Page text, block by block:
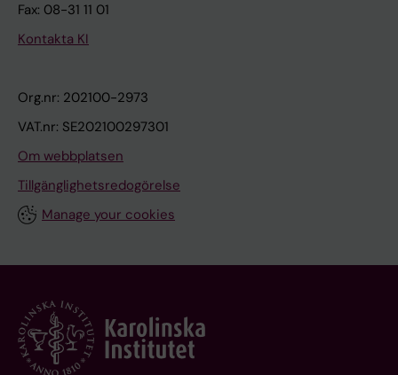
Fax: 08-31 11 01
Kontakta KI
Org.nr: 202100-2973
VAT.nr: SE202100297301
Om webbplatsen
Tillgänglighetsredogörelse
Manage your cookies